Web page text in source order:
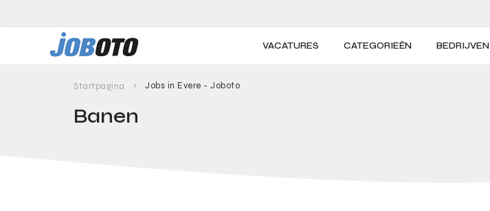
VACATURES CATEGORIEËN BEDRIJVEN
Startpagina Jobs in Evere - Joboto
Banen